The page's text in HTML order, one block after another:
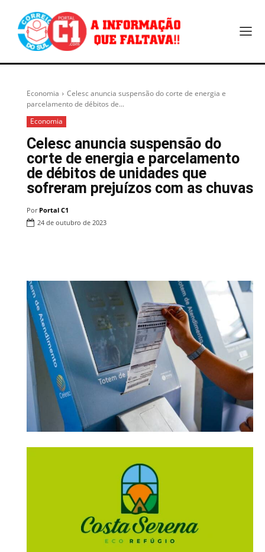
Economia
Celesc anuncia suspensão do corte de energia e
parcelamento de débitos de...
Economia
Celesc anuncia suspensão do
corte de energia e parcelamento
de débitos de unidades que
sofreram prejuízos com as chuvas
Por Portal C1
24 de outubro de 2023